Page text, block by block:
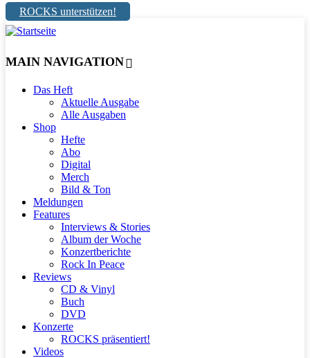
ROCKS unterstützen!
MAIN NAVIGATION
Das Heft
Aktuelle Ausgabe
Alle Ausgaben
Shop
Hefte
Abo
Digital
Merch
Bild & Ton
Meldungen
Features
Interviews & Stories
Album der Woche
Konzertberichte
Rock In Peace
Reviews
CD & Vinyl
Buch
DVD
Konzerte
ROCKS präsentiert!
Videos